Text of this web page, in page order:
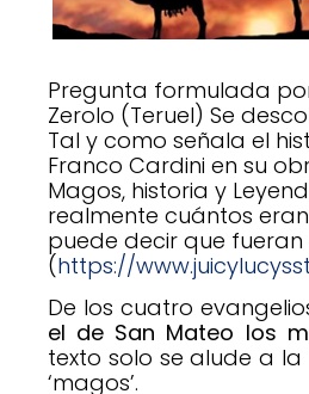
Pregunta formulada
Zerolo (Teruel) Se
Tal y como señala el
Franco Cardini en su
Magos, historia y
realmente cuántos
puede decir que fueran
(https://
De los cuatro
el de San Mateo los
texto solo se alude a
‘magos’.